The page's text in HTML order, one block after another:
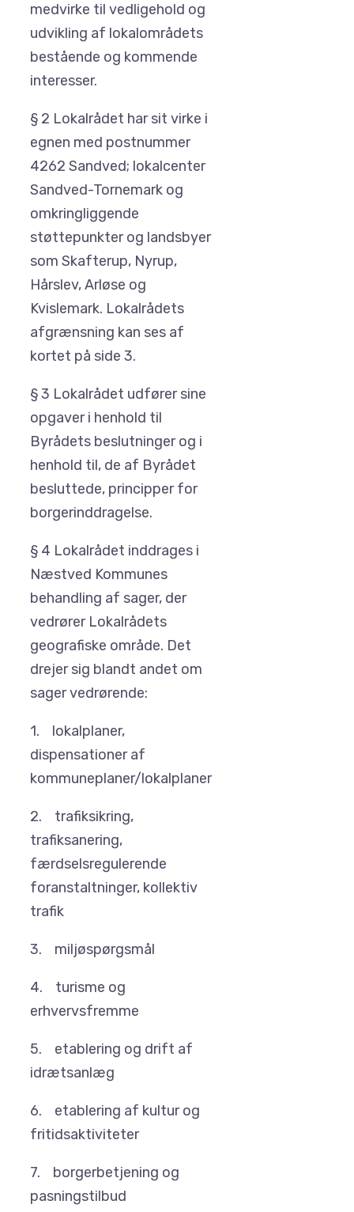
medvirke til vedligehold og
udvikling af lokalområdets
bestående og kommende
interesser.
§ 2 Lokalrådet har sit virke i
egnen med postnummer
4262 Sandved; lokalcenter
Sandved-Tornemark og
omkringliggende
støttepunkter og landsbyer
som Skafterup, Nyrup,
Hårslev, Arløse og
Kvislemark. Lokalrådets
afgrænsning kan ses af
kortet på side 3.
§ 3 Lokalrådet udfører sine
opgaver i henhold til
Byrådets beslutninger og i
henhold til, de af Byrådet
besluttede, principper for
borgerinddragelse.
§ 4 Lokalrådet inddrages i
Næstved Kommunes
behandling af sager, der
vedrører Lokalrådets
geografiske område. Det
drejer sig blandt andet om
sager vedrørende:
1. lokalplaner,
dispensationer af
kommuneplaner/lokalplaner
2. trafiksikring,
trafiksanering,
færdselsregulerende
foranstaltninger, kollektiv
trafik
3. miljøspørgsmål
4. turisme og
erhvervsfremme
5. etablering og drift af
idrætsanlæg
6. etablering af kultur og
fritidsaktiviteter
7. borgerbetjening og
pasningstilbud